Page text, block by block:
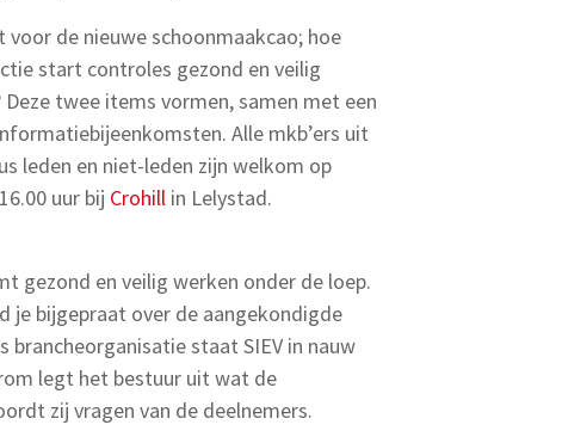
voor de nieuwe schoonmaakcao; hoe
start controles gezond en veilig
twee items vormen, samen met een
Alle mkb’ers uit
leden en niet-leden zijn welkom op
uur bij Crohill in Lelystad.
gezond en veilig werken onder de loep.
je bijgepraat over de aangekondigde
staat SIEV in nauw
legt het bestuur uit wat de
zij vragen van de deelnemers.